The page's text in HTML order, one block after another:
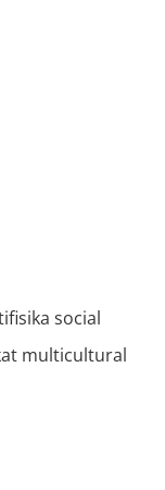
social
multicultural